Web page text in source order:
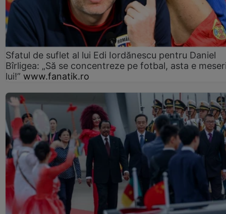
Sfatul de suflet al lui Edi Iordănescu pentru Daniel
Bîrligea: „Să se concentreze pe fotbal, asta e
lui!” www.fanatik.ro